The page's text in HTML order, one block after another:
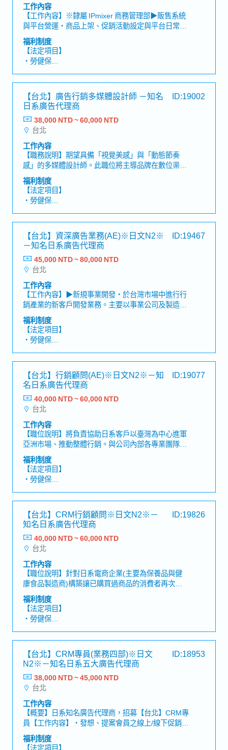
工作內容
【工作內容】※隸屬 IPmixer 商務管理部▶販售系統
與平台營運・商品上架、促銷活動設定與平台日常維
運・管理訂單流程（下單→出貨→配送），確保整體
流程順暢・進行系統操作與異常排查▶金流物流與訂
單管理・串接並管理金流與物流流程・與出貨團隊及
物流單位協作，確保訂單正常履行・處理訂單與配送
相關異常狀況▶通路與平台對接・負責通路／平台窗
口對接（電商平台、合作通路等）・確認合作條件、
上架流程及活動設定・協助通路營運優化與執行▶ 定
價與利潤管理・依據成本與通路條件，協助設定商品
販售價格・追蹤商品毛利與整體專案利潤表現・配合
活動與通路策略，調整定價與促銷機制▶數據與對帳
管理・每月進行系統對帳，確保銷售與金流數據正
確・分析營運數據（銷售、毛利等），提出決策建議
福利制度
【法定項目】
・勞健保
・各種休假（特別休假、婚假、喪假、生理假、產檢
假、陪產假、產假、育嬰假）
・退休金
【公司福利】
・獎金 (1年發放2次, 依照個人考核及公司狀況發放)
・每個月業績獎金
・紓壓金補助
・生日禮金、生日假、季度目標達成獎勵（EX:活動
假）
・每年提供一次健康檢查
・全媒體廣告知識訓練
・個人學習、專業進修補助
・配備 Apple Mac 筆電
・每月部門午餐聚餐
・彈性上下班時間&混合辦公
・國內外員工旅遊
※以上福利符合資格為通過3個月試用期之正職人員
員
【台北】廣告行銷多媒體設計師 －知名
日系廣告代理商
ID:19002
38,000 NTD ~ 60,000 NTD
台北
工作內容
【職務說明】期望具備「視覺美感」與「動態節奏
感」的多媒體設計師。此職位將主導品牌在數位渠道
的視覺面貌，打造兼具社群吸睛度與電商轉換力的廣
告素材。公司鼓勵團隊善用 AI 工具（如生成式 AI 圖
像/影音輔助）來激發靈感並優化工作流程，以專注於
核心的創意展現與質感提升。【工作內容】▶平面視
覺設計・負責美妝、保健食品之電商廣告視覺設計
（含社群素材、導流 Banner 等）。・網頁視覺設計
（包含一頁式 Landing Page、官方網站視覺規
劃）。・協助品牌線下印刷物設計（如 DM、產品型
錄、品牌卡片、節慶包裝等）。▶動態影像製作・負
責品牌之社群影音廣告企劃與剪輯（以 IG Reels、
TikTok、FB 等社群短影音為主）。・負責商品影音
素材拍攝（包含基礎燈光、運鏡與構圖）。・精準掌
握短影音節奏，包含 Hook（黃金前3秒）、字體動
效、流暢轉場與配樂適配度。
福利制度
【法定項目】
・勞健保
・各種休假（特別休假、婚假、喪假、生理假、產檢
假、陪產假、產假、育嬰假）
・退休金
【公司福利】
・年終獎金（依個人表現及公司業績浮動）
・人事考核調薪制度（1年2次）
・彈性居家辦公制度（在職半年後，享有1週1天遠端
工作）
・入社日起即享有3天特休
・生日假（在職滿一年後，生日的前後1個月內可獲
得生日假）
・結婚紀念日假
・暑假2日（若為新進同仁，需於6月底前通過試用
期）
・Refresh休假（在籍1年以上3天，2年以上每年5
天）
・Job Change制度
・新人研修、Skill Map培育
・業務改善提案制度
・健康檢查（2年1次）
【台北】資深廣告業務(AE)※日文N2※
－知名日系廣告代理商
ID:19467
45,000 NTD ~ 80,000 NTD
台北
工作內容
【工作內容】▶新規事業開發・於台灣市場中進行行
銷產業的新客戶開發業務。主要以事業公司及製造商
的行銷部門為對象，銷售本公司的解決方案。具體而
言，不限於BtoB或BtoC，針對行銷領域的課題提供
解決方案的顧問式業務職。運用本公司所擁有的行銷
資源（數位廣告、EC營運、CRM、創意開發、媒體
規劃至採購等），提供促進商品銷售的整體行銷支
援。▶既有客戶維繫及業務擴展・承接客戶諮詢內容
後，整理其背後的課題，思考「如何能更具吸引力地
傳遞品牌與商品價值」，從企劃、提案到專案推進一
貫負責。不僅是執行層面的角色，而是與客戶並肩合
作，串聯公司內部的企劃、製作與營運，推動整體專
案向前進展的職責。▶共通事項：・訪談客戶課題與
需求，並進行問題整理・擬定行銷策略、品牌訴求及
推廣企劃・製作提案書、企劃書並進行簡報・專案進
度管理、時程管理、預算管理・與內外部相關人員進
行溝通協調與指導・市場調查、競品分析、趨勢分
析・依據數據進行成效驗證與改善提案・為提升品牌
價值與商品價值進行企劃與提案
福利制度
【法定項目】
・勞健保
・各種休假（特別休假、婚假、喪假、生理假、產檢
假、陪產假、產假、育嬰假）
・退休金
【公司福利】
・年終獎金（依個人表現及公司業績浮動）
・人事考核調薪制度（1年2次）
・彈性居家辦公制度（在職半年後，享有1週1天遠端
工作）
・入社日起即享有3天特休
・生日假（在職滿一年後，生日的前後1個月內可獲
得生日假）
・結婚紀念日假
・暑假2日（若為新進同仁，需於6月底前通過試用
期）
・Refresh休假（在籍1年以上3天，2年以上每年5
天）
・Job Change制度
・新人研修、Skill Map培育
・業務改善提案制度
・健康檢查（2年1次）
【台北】行銷顧問(AE)※日文N2※－知
名日系廣告代理商
ID:19077
40,000 NTD ~ 60,000 NTD
台北
工作內容
【職位說明】將負責協助日系客戶以臺灣為中心進軍
亞洲市場、推動整體行銷。與公司內部各專業團隊
（包含廣告投放、製作企畫、CRM、PR、Retail等）
緊密合作，共同規劃並提案最合適的行銷策略，帶領
客戶解決商業與品牌成長上的課題。此職位不僅限於
銷售廣告版位，還將參與整體行銷活動的規劃、進行
與成效追蹤，包含設計利用 SNS 創造話題的推廣方
案，以及運用廣告技術（Ad Technology）追求成效
最大化。可依自身興趣與強項，挑戰更廣泛的行銷領
域，發揮專業影響力。主要工作以既有客戶的深度經
營與關係維護為主，但也可依個人志向與能力，參與
新客戶開發與市場拓展相關業務。【工作內容】▶既
有客戶關係經營（保養品、保健食品品牌為主）・支
援客戶中長期的事業成長（包含策略規劃與提案）・
為提升對客戶的價值提供，建立良好關係並進行客戶
規劃・以月度／季度為單位管理銷售目標與利潤率，
並進行進度報告・監控並分析主要KPI（如銷售額、
利潤、ROI等），提出改善建議・發掘新的課題，並
根據數據提出改善方案・其他相關業務
福利制度
【法定項目】
・勞健保
・各種休假（特別休假、婚假、喪假、生理假、產檢
假、陪產假、產假、育嬰假）
・退休金
【公司福利】
・年終獎金（依個人表現及公司業績浮動）
・人事考核調薪制度（1年2次）
・彈性居家辦公制度（在職半年後，享有1週1天遠端
工作）
・入社日起即享有3天特休
・生日假（在職滿一年後，生日的前後1個月內可獲
得生日假）
・結婚紀念日假
・暑假2日（若為新進同仁，需於6月底前通過試用
期）
・Refresh休假（在籍1年以上3天，2年以上每年5
天）
・Job Change制度
・新人研修、Skill Map培育
・業務改善提案制度
・健康檢查（2年1次）
【台北】CRM行銷顧問※日文N2※－
知名日系廣告代理商
ID:19826
40,000 NTD ~ 60,000 NTD
台北
工作內容
【職位說明】針對日系電商企業(主要為保養品與健
康食品製造商)構築讓已購買過商品的消費者再次回
購的機制，並設計與執行提升 LTV(Life Time Value，
顧客終身價值)的行銷策略與施策。同時需觀察台灣
市場趨勢及瞬息萬變的客戶事業狀況，從長期角度分
析課題與改進點，提出適切施策並落實執行。【工作
內容】・針對客戶品牌進行能促進商品回購的行銷規
劃・擔任客戶CRM領域的顧問，分析消費者行為數據
並提出改善方案・以DM、信件、電話等方式構築回
購型的銷售模式・負責內外溝通，與在庫管理、系統
處理公司、客服中心等相互合作
福利制度
【法定項目】
・勞健保
・各種休假（特別休假、婚假、喪假、生理假、產檢
假、陪產假、產假、育嬰假）
・退休金
【公司福利】
・年終獎金（依個人表現及公司業績浮動）
・人事考核調薪制度（1年2次）
・彈性居家辦公制度（在職半年後，享有1週1天遠端
工作）
・入社日起即享有3天特休
・生日假（在職滿一年後，生日的前後1個月內可獲
【台北】CRM專員(業務四部)※日文
N2※－知名日系五大廣告代理商
ID:18953
38,000 NTD ~ 45,000 NTD
台北
工作內容
【概要】日系知名廣告代理商，招募【台北】CRM專
員【工作内容】・發想、提案會員之線上/線下促銷、
實體交流活動・管理、企劃DM、數位媒體、網路社
群等會員相關刊物內容・與客戶、內部團隊、協力廠
福利制度
【法定項目】